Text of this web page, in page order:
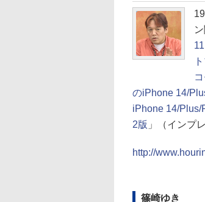
のiPhone 14/
iPhone 14/Plus/
2版 」（インプ
http://
篠崎ゆき